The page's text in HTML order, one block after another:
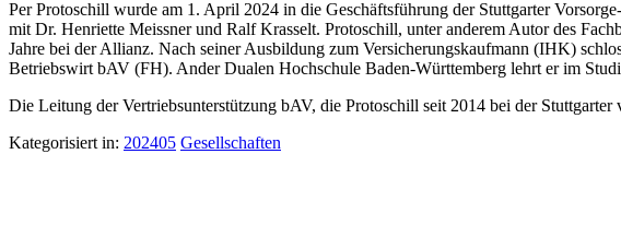
Per Protoschill wurde am 1. April 2024 in die Geschäftsführung der Stuttgarter
mit Dr. Henriette Meissner und Ralf Krasselt. Protoschill, unter anderem Autor des
Jahre bei der Allianz. Nach seiner Ausbildung zum Versicherungskaufmann (IHK)
Betriebswirt bAV (FH). Ander Dualen Hochschule Baden-Württemberg lehrt er im
Die Leitung der Vertriebsunterstützung bAV, die Protoschill seit 2014 bei der
Kategorisiert in: 202405 Gesellschaften